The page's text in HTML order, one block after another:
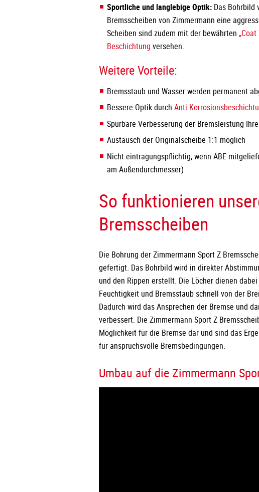
Sportliche und langlebige Optik: Das Bohrbild
Bremsscheiben von Zimmermann eine
Scheiben sind zudem mit der bewährten
Beschichtung versehen.
Weitere Vorteile:
Bremsstaub und Wasser werden permanent
Bessere Optik durch Anti-
Spürbare Verbesserung der Bremsleistung
Austausch der Originalscheibe 1:1 möglich
Nicht eintragungspflichtig, wenn ABE
am Außendurchmesser)
So funktionieren
Bremsscheiben
Die Bohrung der Zimmermann Sport Z
gefertigt. Das Bohrbild wird in direkter
und den Rippen erstellt. Die Löcher dienen
Feuchtigkeit und Bremsstaub schnell von der
Dadurch wird das Ansprechen der Bremse und
verbessert. Die Zimmermann Sport Z
Möglichkeit für die Bremse dar und sind das
für anspruchsvolle Bremsbedingungen.
Umbau auf die Zimmermann